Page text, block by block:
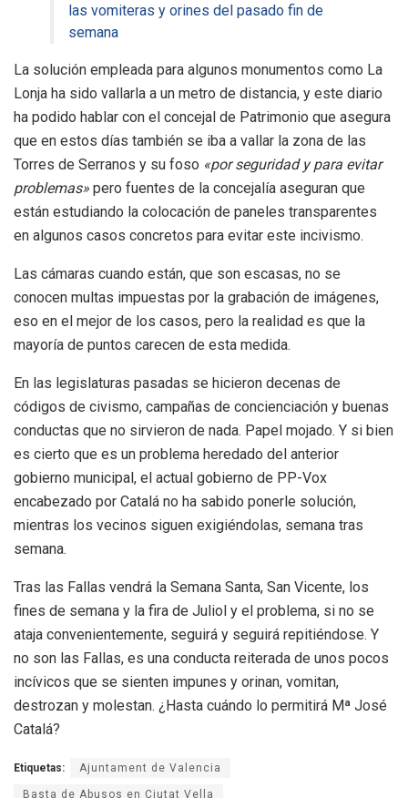
las vomiteras y orines del pasado fin de
semana
La solución empleada para algunos monumentos como La
Lonja ha sido vallarla a un metro de distancia, y este diario
ha podido hablar con el concejal de Patrimonio que asegura
que en estos días también se iba a vallar la zona de las
Torres de Serranos y su foso «por seguridad y para evitar
problemas» pero fuentes de la concejalía aseguran que
están estudiando la colocación de paneles transparentes
en algunos casos concretos para evitar este incivismo.
Las cámaras cuando están, que son escasas, no se
conocen multas impuestas por la grabación de imágenes,
eso en el mejor de los casos, pero la realidad es que la
mayoría de puntos carecen de esta medida.
En las legislaturas pasadas se hicieron decenas de
códigos de civismo, campañas de concienciación y buenas
conductas que no sirvieron de nada. Papel mojado. Y si bien
es cierto que es un problema heredado del anterior
gobierno municipal, el actual gobierno de PP-Vox
encabezado por Catalá no ha sabido ponerle solución,
mientras los vecinos siguen exigiéndolas, semana tras
semana.
Tras las Fallas vendrá la Semana Santa, San Vicente, los
fines de semana y la fira de Juliol y el problema, si no se
ataja convenientemente, seguirá y seguirá repitiéndose. Y
no son las Fallas, es una conducta reiterada de unos pocos
incívicos que se sienten impunes y orinan, vomitan,
destrozan y molestan. ¿Hasta cuándo lo permitirá Mª José
Catalá?
Etiquetas: Ajuntament de Valencia
Basta de Abusos en Ciutat Vella